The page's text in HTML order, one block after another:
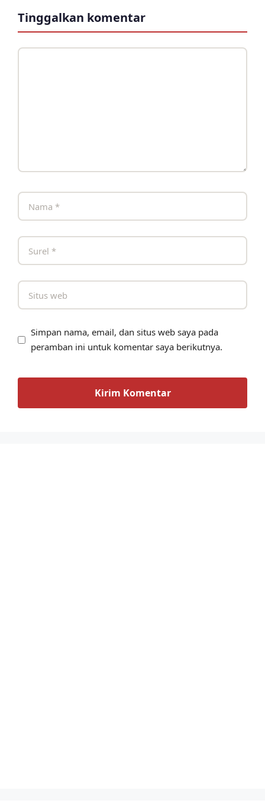
Tinggalkan komentar
Komentar
Nama
Surel
Situs
Simpan nama, email, dan situs web saya pada
peramban ini untuk komentar saya berikutnya.